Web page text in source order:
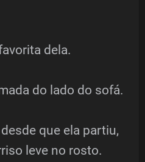
dela.
do lado do sofá.
que ela partiu,
leve no rosto.